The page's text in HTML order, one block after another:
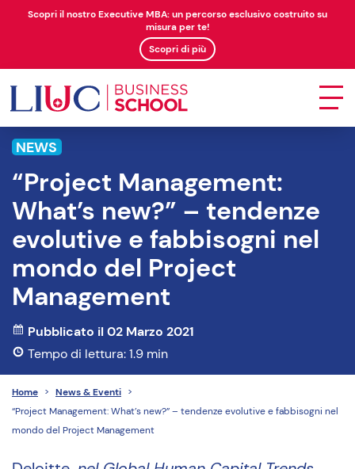
Scopri il nostro Executive MBA: un percorso esclusivo costruito su
misura per te!
Scopri di più
NEWS
“Project Management:
What’s new?” – tendenze
evolutive e fabbisogni nel
mondo del Project
Management
Pubblicato il 02 Marzo 2021
Tempo di lettura: 1.9 min
Home > News & Eventi >
“Project Management: What’s new?” – tendenze evolutive e fabbisogni nel
mondo del Project Management